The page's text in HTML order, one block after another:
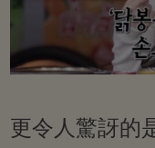
更令人驚訝的